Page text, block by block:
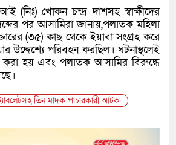
(নিঃ) খোকন চন্দ্র দাশসহ স্বাক্ষীদের
পর আসামিরা জানায়,পলাতক মহিলা
(৩৫) কাছ থেকে ইয়াবা সংগ্রহ করে
উদ্দেশ্যে পরিবহন করছিল। ঘটনাস্থলেই
করা হয় এবং পলাতক আসামির বিরুদ্ধে
তিন মাদক পাচারকারী আটক